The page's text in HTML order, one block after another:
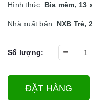
Hình thức: Bìa mềm, 13
Nhà xuất bản: NXB Trẻ,
Số lượng:
ĐẶT HÀNG